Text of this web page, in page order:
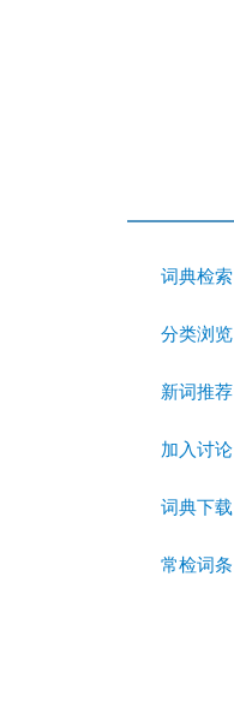
词典检索
分类浏览
新词推荐
加入讨论
词典下载
常检词条